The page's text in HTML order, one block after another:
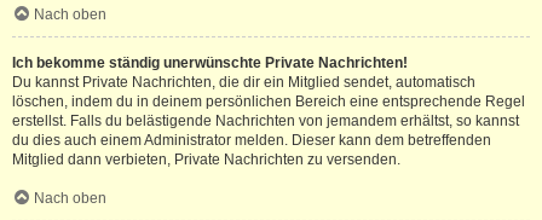
Nach oben
Ich bekomme ständig unerwünschte Private Nachrichten!
Du kannst Private Nachrichten, die dir ein Mitglied sendet, automatisch
löschen, indem du in deinem persönlichen Bereich eine entsprechende Regel
erstellst. Falls du belästigende Nachrichten von jemandem erhältst, so kannst
du dies auch einem Administrator melden. Dieser kann dem betreffenden
Mitglied dann verbieten, Private Nachrichten zu versenden.
Nach oben